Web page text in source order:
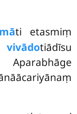
ti etasmiṃ
tiādīsu